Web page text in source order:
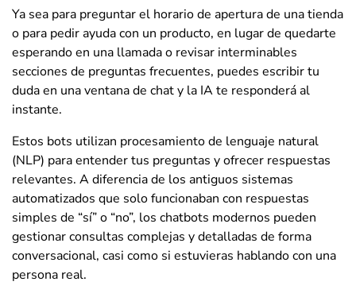
Ya sea para preguntar el horario de apertura de una tienda
o para pedir ayuda con un producto, en lugar de quedarte
esperando en una llamada o revisar interminables
secciones de preguntas frecuentes, puedes escribir tu
duda en una ventana de chat y la IA te responderá al
instante.
Estos bots utilizan procesamiento de lenguaje natural
(NLP) para entender tus preguntas y ofrecer respuestas
relevantes. A diferencia de los antiguos sistemas
automatizados que solo funcionaban con respuestas
simples de “sí” o “no”, los chatbots modernos pueden
gestionar consultas complejas y detalladas de forma
conversacional, casi como si estuvieras hablando con una
persona real.